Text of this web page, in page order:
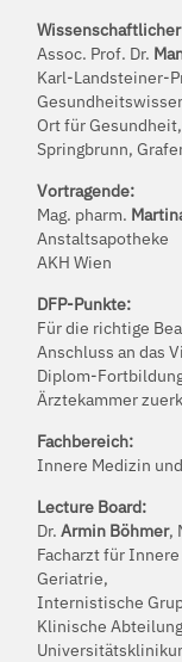
Assoc. Prof. Dr.
Karl-Landsteiner-
Ort für
Springbrunn,
Vortragende:
Mag. pharm.
Anstaltsapotheke
AKH Wien
DFP-Punkte:
Für die richtige
Anschluss an das
Diplom-
Ärztekammer
Fachbereich:
Innere Medizin
Lecture Board:
Dr.Armin Böhmer,
Facharzt für
Geriatrie,
Internistische
Klinische